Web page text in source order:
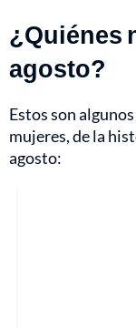
¿Quiénes
agosto?
Estos son
mujeres, de la
agosto: